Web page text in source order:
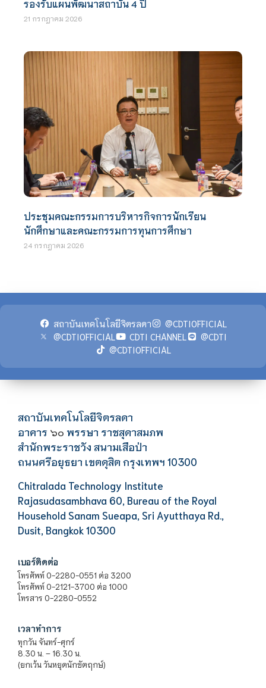
รองรับแผนพัฒนาสถาบัน 4 ปี
21 กรกฎาคม 2026
ประชุมคณะกรรมการบริหารกิจการนักเรียน
นักศึกษาและคณะกรรมการทุนการศึกษา
24 กรกฎาคม 2026
สถาบันเทคโนโลยีจิตรลดา
@CDTIOFFICIAL
@CDTIOFFICIAL
CDTI CHANNEL
@CDTI
@CDTIOFFICIAL
สถาบันเทคโนโลยีจิตรลดา
อาคาร ๖๐ พรรษา ราชสุดาสมภพ
สำนักพระราชวัง สนามเสือป่า
ถนนศรีอยุธยา เขตดุสิต กรุงเทพฯ 10300
Chitralada Technology Institute
Rajasudasambhava 60, Bureau of the Royal
Household Sanam Sueapa, Sri Ayutthaya Rd.,
Dusit, Bangkok 10300
เบอร์ติดต่อ
โทรศัพท์ 0-2280-0551 ต่อ 3200
โทรศัพท์ 0-2121-3700 ต่อ 1000
โทรสาร 0-2280-0552
เวลาทำการ
ทุกวัน จันทร์-ศุกร์
8.30 น. – 16.30 น.
(ยกเว้น วันหยุดนักขัตฤกษ์)